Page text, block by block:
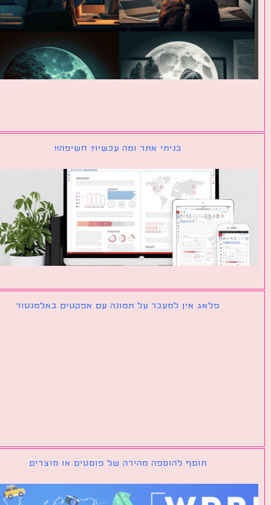
בניתי אתר ומה עכשיו? חשיפה!!
פלאג אין למעבר על תמונה עם אפקטים באלמנטור
תוסף להוספה מהירה של פוסטים או מוצרים